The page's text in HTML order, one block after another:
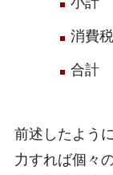
消費税
合計
前述したよう
力すれば個々